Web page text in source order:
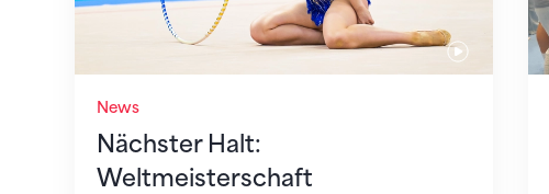
News
Nächster Halt:
Weltmeisterschaft